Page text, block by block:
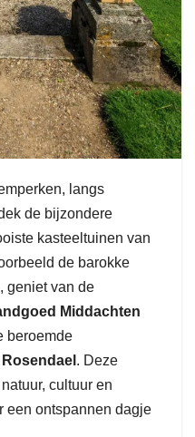
langs
de bijzondere
kasteeltuinen van
de barokke
, geniet van de
Middachten
beroemde
. Deze
cultuur en
een ontspannen dagje